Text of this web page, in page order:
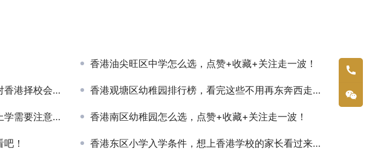
香港油尖旺区中学怎么选，点赞+收藏+关注走一波！
全面的认知！ 香港观塘区幼稚园排行榜，看完这些不用再东奔西走查资料了
注意什么？ 香港南区幼稚园怎么选，点赞+收藏+关注走一波！
！ 香港东区小学入学条件，想上香港学校的家长看过来吧！